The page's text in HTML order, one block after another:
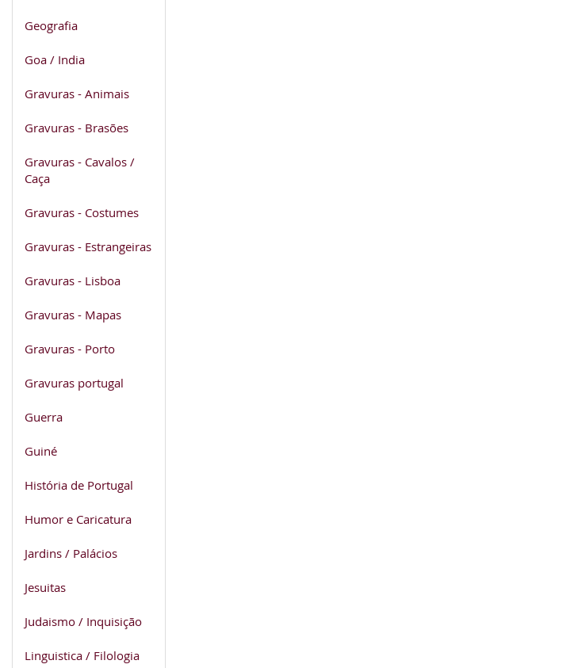
Geografia
Goa / India
Gravuras - Animais
Gravuras - Brasões
Gravuras - Cavalos /
Caça
Gravuras - Costumes
Gravuras - Estrangeiras
Gravuras - Lisboa
Gravuras - Mapas
Gravuras - Porto
Gravuras portugal
Guerra
Guiné
História de Portugal
Humor e Caricatura
Jardins / Palácios
Jesuitas
Judaismo / Inquisição
Linguistica / Filologia